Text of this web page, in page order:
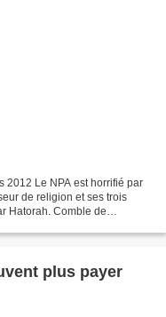
2012 Le NPA est horrifié par
de religion et ses trois
Hatorah. Comble de
plus payer